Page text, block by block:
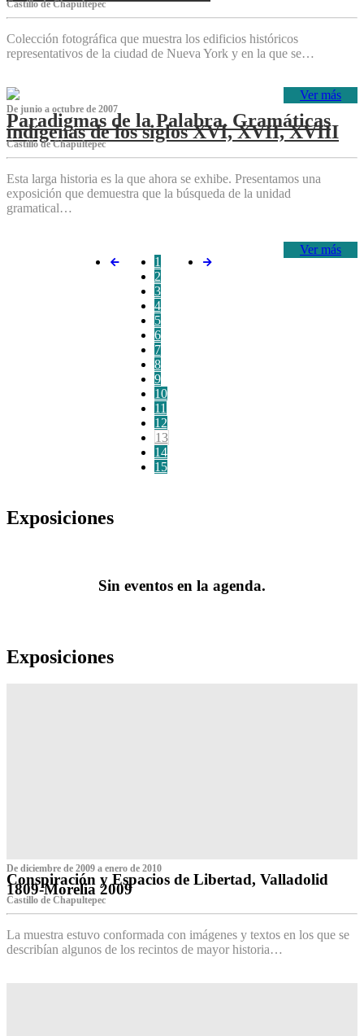
Castillo de Chapultepec
Colección fotográfica que muestra los edificios históricos
representativos de la ciudad de Nueva York y en la que se…
Ver más
De junio a octubre de 2007
Paradigmas de la Palabra. Gramáticas
indígenas de los siglos XVI, XVII, XVIII
Castillo de Chapultepec
Esta larga historia es la que ahora se exhibe. Presentamos una
exposición que demuestra que la búsqueda de la unidad
gramatical…
Ver más
1
2
3
4
5
6
7
8
9
10
11
12
13
14
15
Exposiciones
Sin eventos en la agenda.
Exposiciones
De diciembre de 2009 a enero de 2010
Conspiración y Espacios de Libertad, Valladolid
1809-Morelia 2009
Castillo de Chapultepec
La muestra estuvo conformada con imágenes y textos en los que se
describían algunos de los recintos de mayor historia…